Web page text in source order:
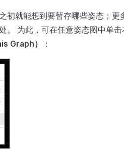
初就能想到要暂存哪些姿态；
。 为此，可在任意姿态图中单
Graph）
：